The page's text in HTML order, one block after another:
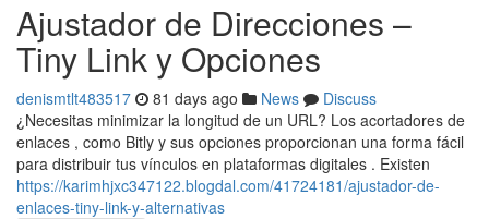
Ajustador de Direcciones –
Tiny Link y Opciones
denismtlt483517 81 days ago News
Discuss
¿Necesitas minimizar la longitud de un URL? Los acortadores de
enlaces , como Bitly y sus opciones proporcionan una forma fácil
para distribuir tus vínculos en plataformas digitales . Existen
https://karimhjxc347122.blogdal.com/41724181/ajustador-de-
enlaces-tiny-link-y-alternativas